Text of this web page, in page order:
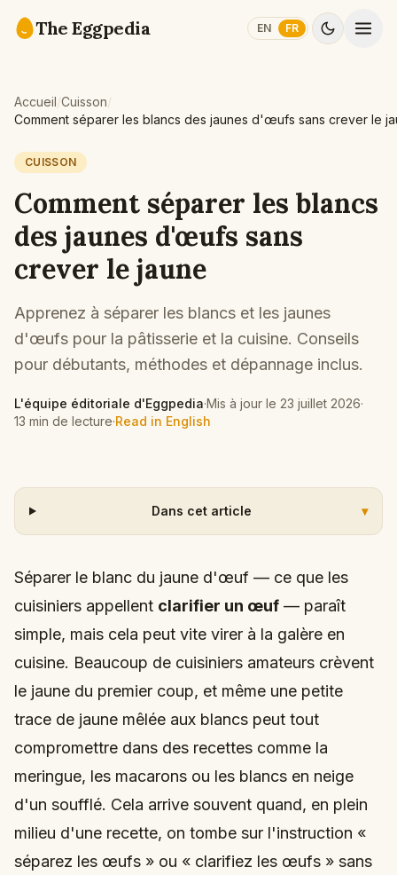
The Eggpedia EN FR
Accueil/Cuisson/
Comment séparer les blancs des jaunes d'œufs sans crever le
CUISSON
Comment séparer les blancs
des jaunes d'œufs sans
crever le jaune
Apprenez à séparer les blancs et les jaunes
d'œufs pour la pâtisserie et la cuisine. Conseils
pour débutants, méthodes et dépannage inclus.
L'équipe éditoriale d'Eggpedia·Mis à jour le 23 juillet 2026·
13 min de lecture·Read in English
Dans cet article ▾
Séparer le blanc du jaune d'œuf — ce que les
cuisiniers appellent clarifier un œuf — paraît
simple, mais cela peut vite virer à la galère en
cuisine. Beaucoup de cuisiniers amateurs crèvent
le jaune du premier coup, et même une petite
trace de jaune mêlée aux blancs peut tout
compromettre dans des recettes comme la
meringue, les macarons ou les blancs en neige
d'un soufflé. Cela arrive souvent quand, en plein
milieu d'une recette, on tombe sur l'instruction «
séparez les œufs » ou « clarifiez les œufs » sans